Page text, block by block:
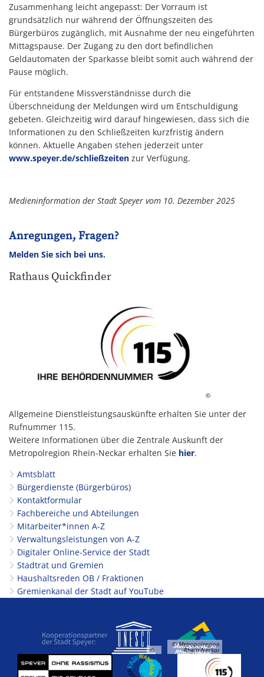
Zusammenhang leicht angepasst: Der Vorraum ist
grundsätzlich nur während der Öffnungszeiten des
Bürgerbüros zugänglich, mit Ausnahme der neu eingeführten
Mittagspause. Der Zugang zu den dort befindlichen
Geldautomaten der Sparkasse bleibt somit auch während der
Pause möglich.
Für entstandene Missverständnisse durch die
Überschneidung der Meldungen wird um Entschuldigung
gebeten. Gleichzeitig wird darauf hingewiesen, dass sich die
Informationen zu den Schließzeiten kurzfristig ändern
können. Aktuelle Angaben stehen jederzeit unter
www.speyer.de/schließzeiten zur Verfügung.
Medieninformation der Stadt Speyer vom 10. Dezember 2025
Anregungen, Fragen?
Melden Sie sich bei uns.
Rathaus Quickfinder
©
Allgemeine Dienstleistungsauskünfte erhalten Sie unter der
Rufnummer 115.
Weitere Informationen über die Zentrale Auskunft der
Metropolregion Rhein-Neckar erhalten Sie hier.
Amtsblatt
Bürgerdienste (Bürgerbüros)
Kontaktformular
Fachbereiche und Abteilungen
Mitarbeiter*innen A-Z
Verwaltungsleistungen von A-Z
Digitaler Online-Service der Stadt
Stadtrat und Gremien
Haushaltsreden OB / Fraktionen
Gremienkanal der Stadt auf YouTube
©
© Metropolregion
Rhein-Neckar